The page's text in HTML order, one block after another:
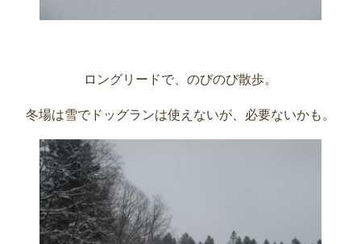
ロングリードで、のびのび散歩。
冬場は雪でドッグランは使えないが、必要ないかも。